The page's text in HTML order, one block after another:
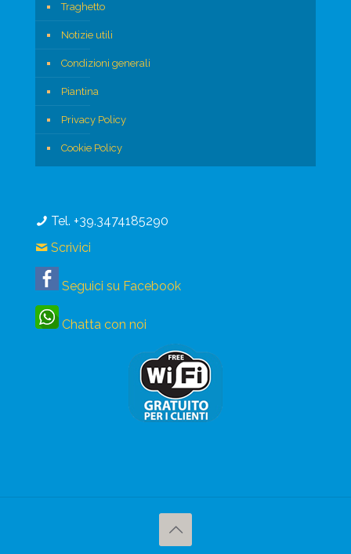
Traghetto
Notizie utili
Condizioni generali
Piantina
Privacy Policy
Cookie Policy
Tel. +39.3474185290
Scrivici
Seguici su Facebook
Chatta con noi